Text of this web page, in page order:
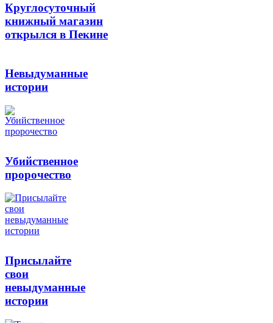
Круглосуточный
книжный магазин
открылся в Пекине
Невыдуманные
истории
Убийственное
пророчество
Присылайте
свои
невыдуманные
истории